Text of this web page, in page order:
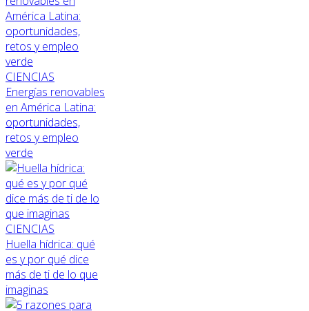
CIENCIAS
Energías renovables
en América Latina:
oportunidades,
retos y empleo
verde
CIENCIAS
Huella hídrica: qué
es y por qué dice
más de ti de lo que
imaginas